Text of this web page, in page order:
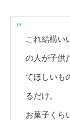
これ結構い
の人が子供
てほしいも
るだけ。
お菓子くら